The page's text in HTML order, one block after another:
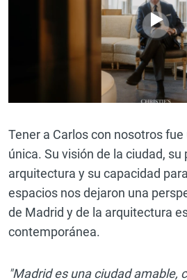
Tener a Carlos con nosotros
única. Su visión de la ciudad, su
arquitectura y su capacidad
espacios nos dejaron una
de Madrid y de la arquitectura
contemporánea.
"Madrid es una ciudad amable,